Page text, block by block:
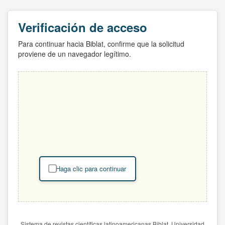
Verificación de acceso
Para continuar hacia Biblat, confirme que la solicitud
proviene de un navegador legítimo.
Haga clic para continuar